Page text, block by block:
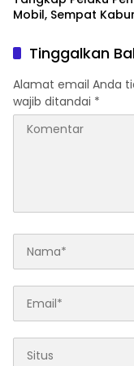
Mobil, Sempat
Tinggalkan
Alamat email Anda
wajib ditandai *